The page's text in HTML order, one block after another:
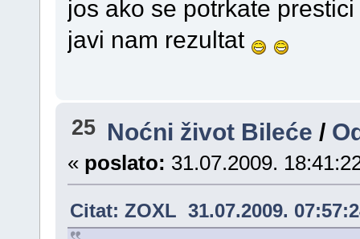
jos ako se potrkate
javi nam rezultat
25 Noćni život Bileće /
« poslato: 31.07.2009.
Citat: ZOXL 31.07.2009.